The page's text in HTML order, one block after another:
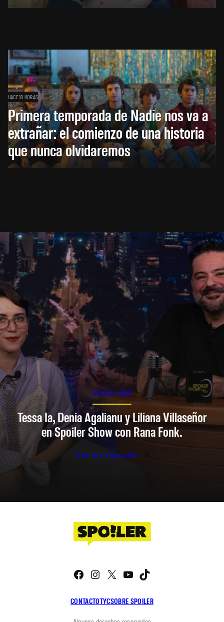
HACE 10 HORAS
Primera temporada de Nadie nos va a
extrañar: el comienzo de una historia
que nunca olvidaremos
SPOILER SHOW
Tessa Ia, Denia Agalianu y Liliana Villaseñor
en Spoiler Show con Rana Fonk.
Ver en Youtube
CONTACTOTYCSOBRE SPOILER
Facebook
Instagram
X YouTube